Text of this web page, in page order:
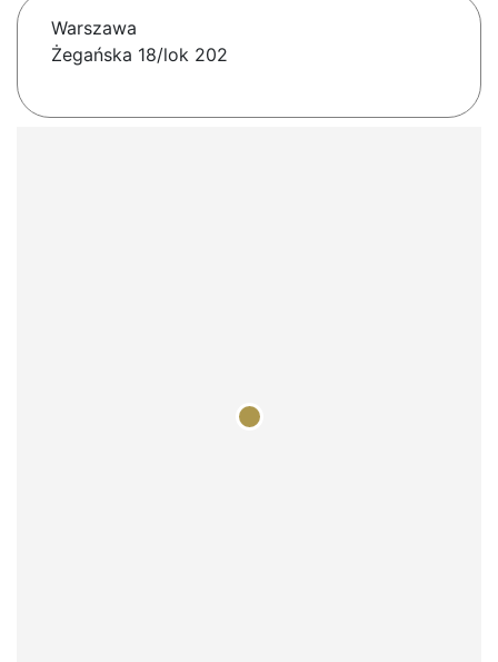
Warszawa
Żegańska 18/lok 202